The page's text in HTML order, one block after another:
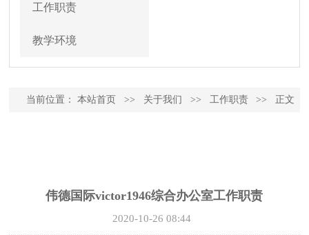
工作职责
教学环境
当前位置： 本站首页 >> 关于我们 >> 工作职责 >> 正文
伟德国际victor1946综合办公室工作职责
2020-10-26 08:44